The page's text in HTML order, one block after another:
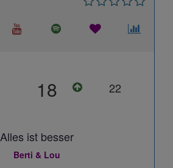
18 22
Alles ist besser
Berti & Lou